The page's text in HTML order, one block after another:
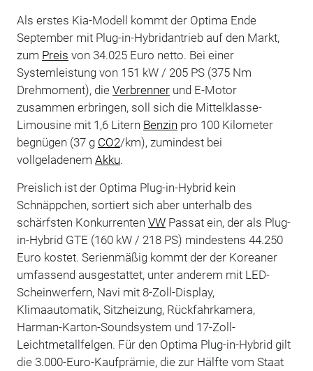
Als erstes Kia-Modell kommt der Optima Ende
September mit Plug-in-Hybridantrieb auf den Markt,
zum Preis von 34.025 Euro netto. Bei einer
Systemleistung von 151 kW / 205 PS (375 Nm
Drehmoment), die Verbrennerund E-Motor
zusammen erbringen, soll sich die Mittelklasse-
Limousine mit 1,6 Litern Benzin pro 100 Kilometer
begnügen (37 g CO2/km), zumindest bei
vollgeladenem Akku.
Preislich ist der Optima Plug-in-Hybrid kein
Schnäppchen, sortiert sich aber unterhalb des
schärfsten Konkurrenten VWPassat ein, der als Plug-
in-Hybrid GTE (160 kW / 218 PS) mindestens 44.250
Euro kostet. Serienmäßig kommt der der Koreaner
umfassend ausgestattet, unter anderem mit LED-
Scheinwerfern, Navi mit 8-Zoll-Display,
Klimaautomatik, Sitzheizung, Rückfahrkamera,
Harman-Karton-Soundsystem und 17-Zoll-
Leichtmetallfelgen. Für den Optima Plug-in-Hybrid gilt
die 3.000-Euro-Kaufprämie, die zur Hälfte vom Staat